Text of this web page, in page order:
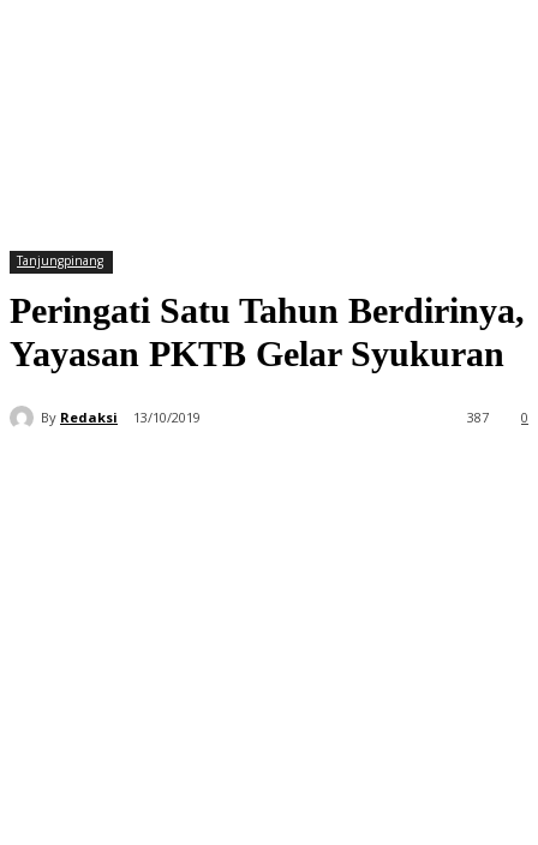
Tanjungpinang
Peringati Satu Tahun Berdirinya,
Yayasan PKTB Gelar Syukuran
By Redaksi 13/10/2019 0
387